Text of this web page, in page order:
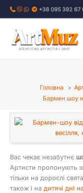
Перейти
+38 095 392 67
АГЕНТСТВО АРТИСТІВ І СВЯТ
Головна
Бармен шоу
Вас чекає незабутнє
Артисти пропонують
тільки на дорослі
також і на дитячі дні